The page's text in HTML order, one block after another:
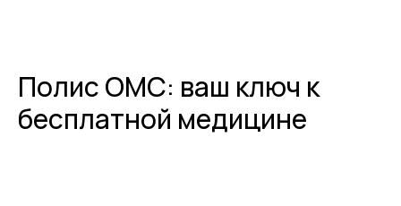
Полис ОМС: ваш ключ к
бесплатной медицине